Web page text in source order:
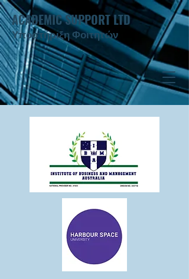
ACADEMIC SUPPORT LTD
Υποστήριξη Φοιτητών ​